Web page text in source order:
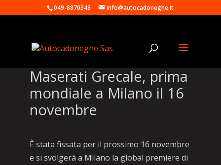
049-8870348 info@autocadoneghe.it
Maserati Grecale, prima
mondiale a Milano il 16
novembre
È stata fissata per il prossimo 16 novembre
e si svolgerà a Milano la global premiere di